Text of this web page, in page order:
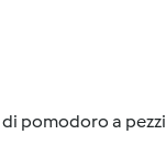
pomodoro a pezzi